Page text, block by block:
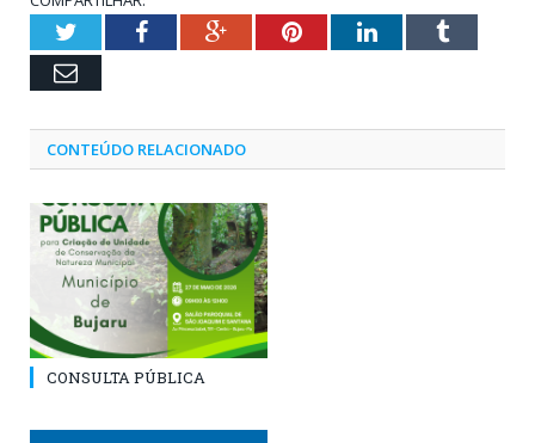
TwitterFacebookGoogle+PinterestLinkedInTumblr
Email
CONTEÚDO RELACIONADO
CONSULTA PÚBLICA